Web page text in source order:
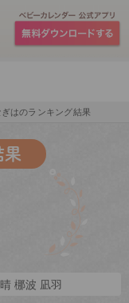
ぎはのランキング結果
果
梛波 凪羽